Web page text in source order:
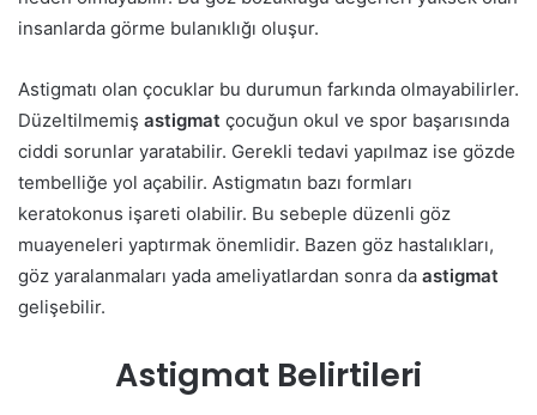
insanlarda görme bulanıklığı oluşur.
Astigmatı olan çocuklar bu durumun farkında olmayabilirler.
Düzeltilmemiş astigmat çocuğun okul ve spor başarısında
ciddi sorunlar yaratabilir. Gerekli tedavi yapılmaz ise gözde
tembelliğe yol açabilir. Astigmatın bazı formları
keratokonus işareti olabilir. Bu sebeple düzenli göz
muayeneleri yaptırmak önemlidir. Bazen göz hastalıkları,
göz yaralanmaları yada ameliyatlardan sonra da astigmat
gelişebilir.
Astigmat Belirtileri